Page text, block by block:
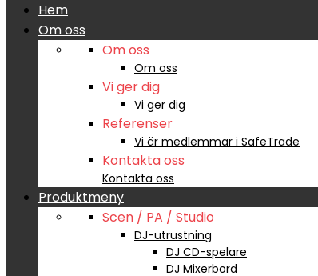
Hem
Om oss
Om oss
Om oss
Vi ger dig
Vi ger dig
Referenser
Vi är medlemmar i SafeTrade
Kontakta oss
Kontakta oss
Produktmeny
Scen / PA / Studio
DJ-utrustning
DJ CD-spelare
DJ Mixerbord